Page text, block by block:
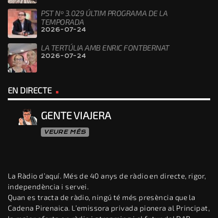
PST Nº 3.029 ÚLTIM PROGRAMA DE LA
TEMPORADA
2026-07-24
LA TERTÚLIA AMB ENRIC FONTBERNAT
2026-07-24
EN DIRECTE
GENTE VIAJERA
VEURE MÉS
La Ràdio d’aquí. Més de 40 anys de ràdio en directe, rigor,
independència i servei.
Quan es tracta de ràdio, ningú té més presència que la
Cadena Pirenaica. L’emissora privada pionera al Principat,